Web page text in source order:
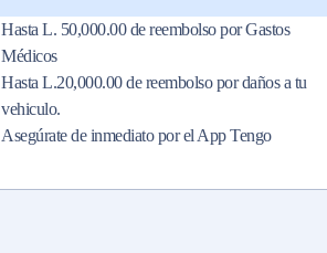
Hasta L. 50,000.00 de reembolso por Gastos
Médicos
Hasta L.20,000.00 de reembolso por daños a tu
vehiculo.
Asegúrate de inmediato por el App Tengo